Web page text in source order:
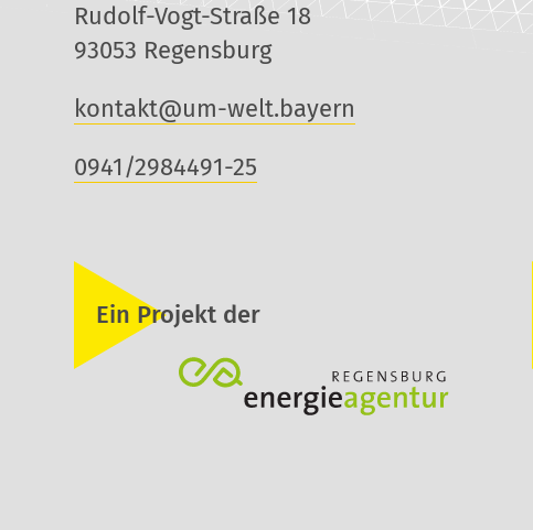
Rudolf-Vogt-Straße 18
93053 Regensburg
kontakt@um-welt.bayern
0941/2984491-25
Ein Projekt der